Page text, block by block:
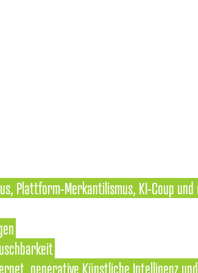
Plattform-Merkantilismus, KI-Coup
generative Künstliche Intelligenz